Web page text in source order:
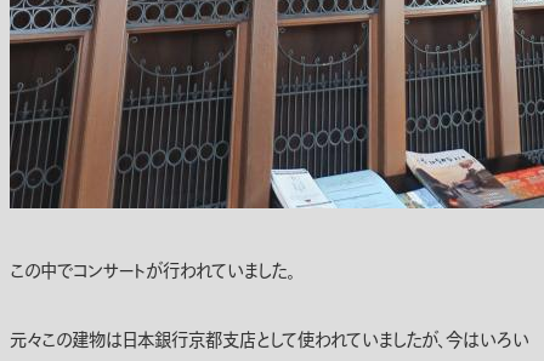
この中でコンサートが行われていました。
元々この建物は日本銀行京都支店として使われていましたが、今はいろい